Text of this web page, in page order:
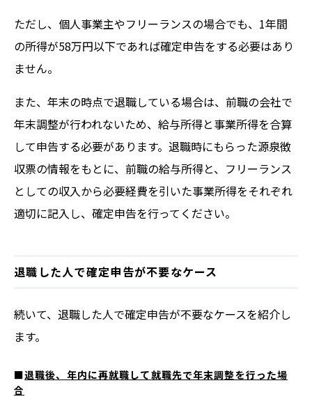
ただし、個人事業主やフリーランスの場合でも、1年間
の所得が58万円以下であれば確定申告をする必要はあり
ません。
また、年末の時点で退職している場合は、前職の会社で
年末調整が行われないため、給与所得と事業所得を合算
して申告する必要があります。退職時にもらった源泉徴
収票の情報をもとに、前職の給与所得と、フリーランス
としての収入から必要経費を引いた事業所得をそれぞれ
適切に記入し、確定申告を行ってください。
退職した人で確定申告が不要なケース
続いて、退職した人で確定申告が不要なケースを紹介し
ます。
■退職後、年内に再就職して就職先で年末調整を行った場
合